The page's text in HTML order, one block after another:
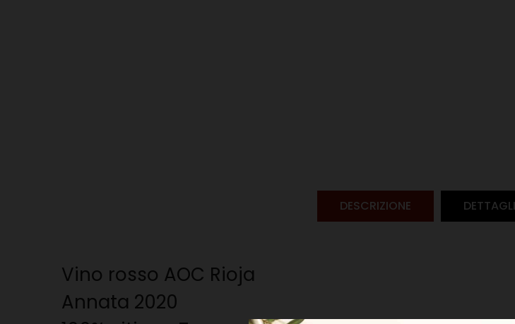
DESCRIZIONE
Vino rosso AOC Rioja
Annata 2020